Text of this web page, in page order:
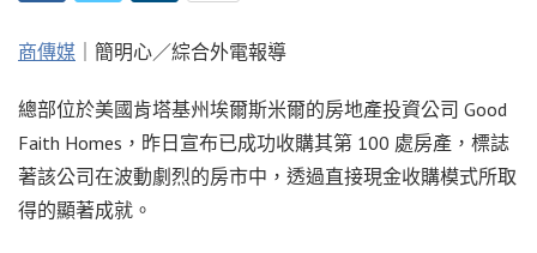
商傳媒 ｜簡明心／綜合外電報導
總部位於美國肯塔基州埃爾斯米爾的房地產投資公司 Good
Faith Homes，昨日宣布已成功收購其第 100 處房產，標誌
著該公司在波動劇烈的房市中，透過直接現金收購模式所取
得的顯著成就。